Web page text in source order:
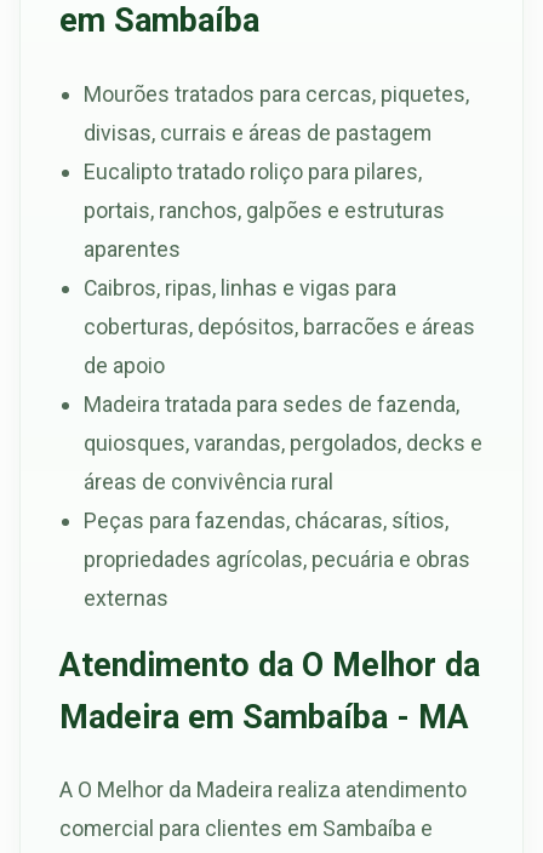
em Sambaíba
Mourões tratados para cercas, piquetes,
divisas, currais e áreas de pastagem
Eucalipto tratado roliço para pilares,
portais, ranchos, galpões e estruturas
aparentes
Caibros, ripas, linhas e vigas para
coberturas, depósitos, barracões e áreas
de apoio
Madeira tratada para sedes de fazenda,
quiosques, varandas, pergolados, decks e
áreas de convivência rural
Peças para fazendas, chácaras, sítios,
propriedades agrícolas, pecuária e obras
externas
Atendimento da O Melhor da
Madeira em Sambaíba - MA
A O Melhor da Madeira realiza atendimento
comercial para clientes em Sambaíba e